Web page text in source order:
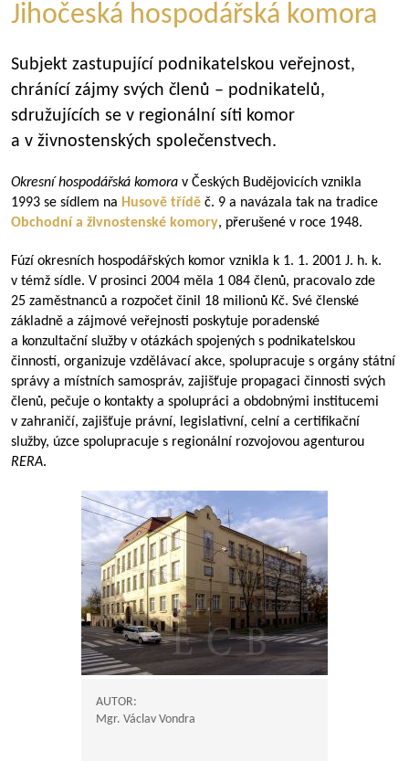
Jihočeská hospodářská komora
Subjekt zastupující podnikatelskou veřejnost,
chránící zájmy svých členů – podnikatelů,
sdružujících se v regionální síti komor
a v živnostenských společenstvech.
Okresní hospodářská komora v Českých Budějovicích vznikla
1993 se sídlem na Husově třídě č. 9 a navázala tak na tradice
Obchodní a živnostenské komory, přerušené v roce 1948.
Fúzí okresních hospodářských komor vznikla k 1. 1. 2001 J. h. k.
v témž sídle. V prosinci 2004 měla 1 084 členů, pracovalo zde
25 zaměstnanců a rozpočet činil 18 milionů Kč. Své členské
základně a zájmové veřejnosti poskytuje poradenské
a konzultační služby v otázkách spojených s podnikatelskou
činností, organizuje vzdělávací akce, spolupracuje s orgány státní
správy a místních samospráv, zajišťuje propagaci činnosti svých
členů, pečuje o kontakty a spolupráci a obdobnými institucemi
v zahraničí, zajišťuje právní, legislativní, celní a certifikační
služby, úzce spolupracuje s regionální rozvojovou agenturou
RERA.
AUTOR:
Mgr. Václav Vondra